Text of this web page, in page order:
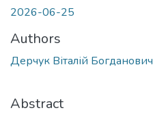
2026-06-25
Authors
Дерчук Віталій Богданович
Abstract